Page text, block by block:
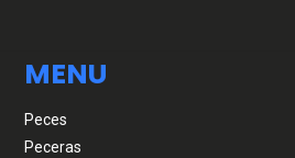
MENU
Peces
Peceras